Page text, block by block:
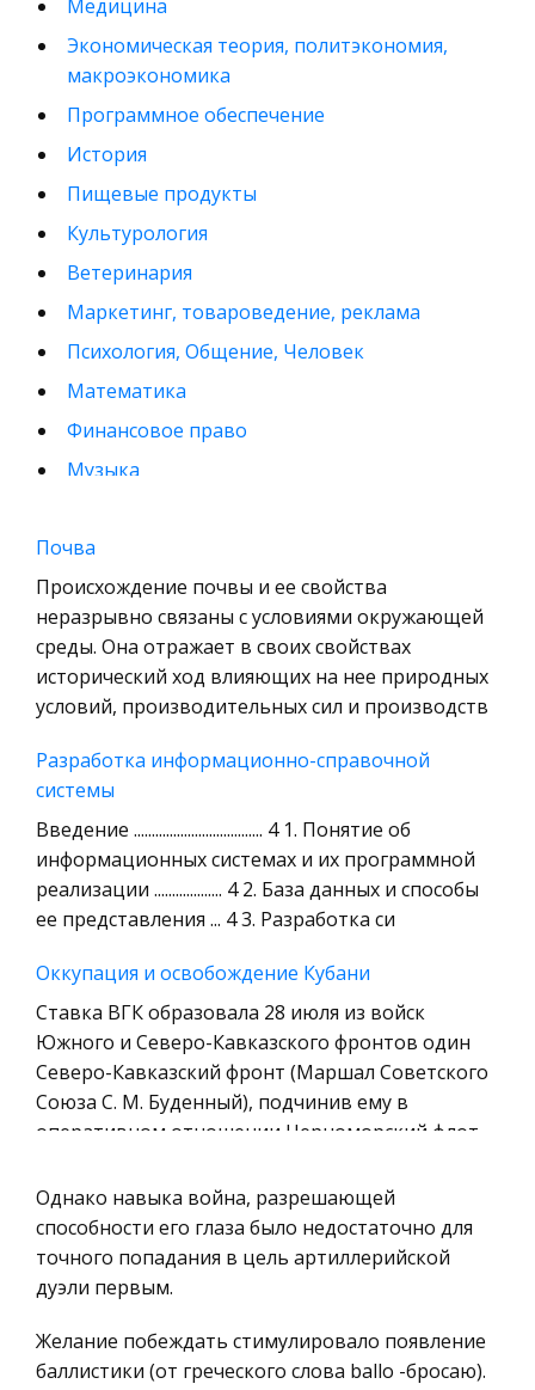
Медицина
Экономическая теория, политэкономия,
макроэкономика
Программное обеспечение
История
Пищевые продукты
Культурология
Ветеринария
Маркетинг, товароведение, реклама
Психология, Общение, Человек
Математика
Финансовое право
Музыка
кредитные отношения
Конституционное (государственное) право
зарубежных стран
Муниципальное право России
Радиоэлектроника
Физкультура и Спорт
История отечественного государства и
права
Технология
Уголовное право
Природопользование
Военная кафедра
Социология
Страховое право
Экономика и Финансы
Химия
Металлургия
Микроэкономика, экономика предприятия,
предпринимательство
Почва
Происхождение почвы и ее свойства
неразрывно связаны с условиями окружающей
среды. Она отражает в своих свойствах
исторический ход влияющих на нее природных
условий, производительных сил и производств
Разработка информационно-справочной
системы
Введение .................................... 4 1. Понятие об
информационных системах и их программной
реализации ................... 4 2. База данных и способы
ее представления ... 4 3. Разработка си
Оккупация и освобождение Кубани
Ставка ВГК образовала 28 июля из войск
Южного и Северо-Кавказского фронтов один
Северо-Кавказский фронт (Маршал Советского
Союза С. М. Буденный), подчинив ему в
оперативном отношении Черноморский флот
Южно-Африканская Республика
Особенно активно пытались завязать деловые
связи с ЮАР российская алмазодобывающая
компания 'Алмазы Саха-России', ' Комдрагмет ',
поставкой авиационных двигате
Однако навыка война, разрешающей
способности его глаза было недостаточно для
точного попадания в цель артиллерийской
дуэли первым.
Желание побеждать стимулировало появление
баллистики (от греческого слова ballo -бросаю).